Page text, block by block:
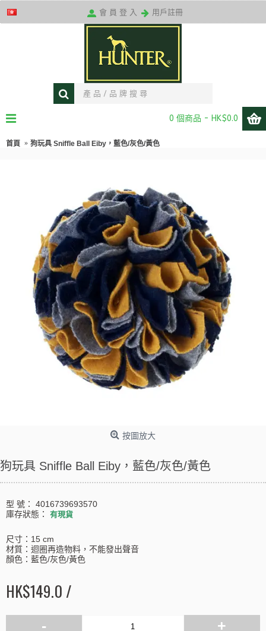
送貨條款
會 員 登 入 用戶註冊
0 個商品 - HK$0.0
首頁 狗玩具 Sniffle Ball Eiby，藍色/灰色/黃色
按圖放大
狗玩具 Sniffle Ball Eiby，藍色/灰色/黃色
型 號： 4016739693570
庫存狀態： 有現貨
尺寸：15 cm
材質：迴圈再造物料，不能發出聲音
顏色：藍色/灰色/黃色
HK$149.0 /
- +